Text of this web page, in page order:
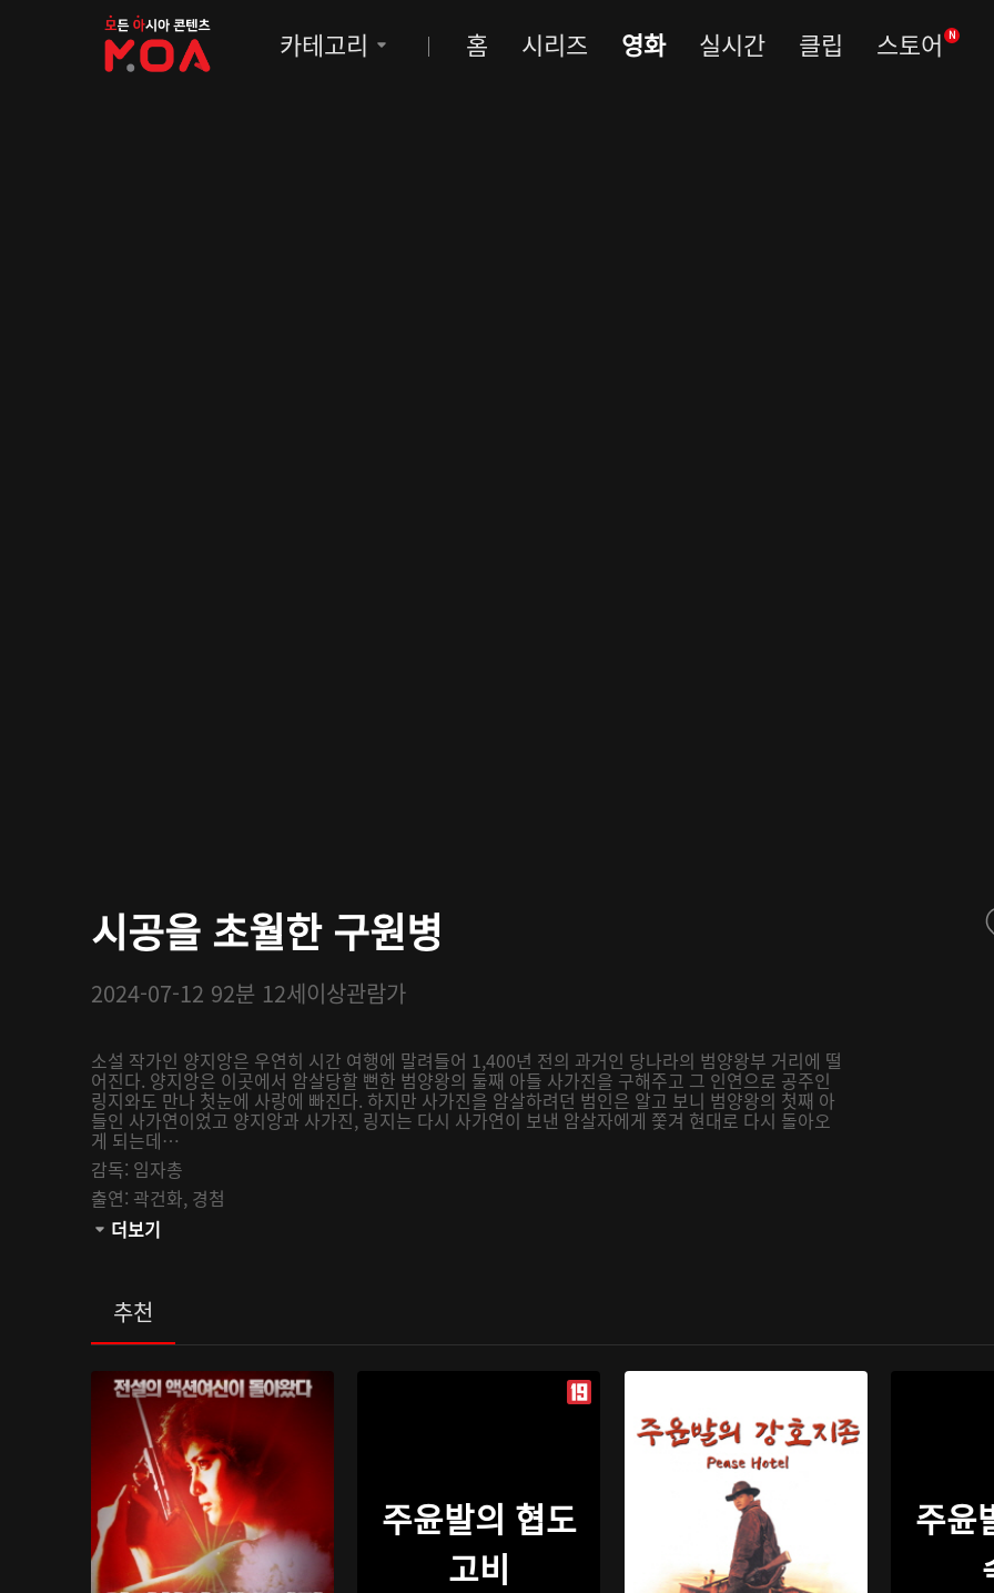
MOA
카테고리 홈 시리즈 영화 실시간 클립 스토어 N
시공을 초월한 구원병
2024-07-12 92분 12세이상관람가
소설 작가인 양지앙은 우연히 시간 여행에 말려들어 1,400년 전의 과거인 당나라의 범양왕부 거리에 떨
어진다. 양지앙은 이곳에서 암살당할 뻔한 범양왕의 둘째 아들 사가진을 구해주고 그 인연으로 공주인
링지와도 만나 첫눈에 사랑에 빠진다. 하지만 사가진을 암살하려던 범인은 알고 보니 범양왕의 첫째 아
들인 사가연이었고 양지앙과 사가진, 링지는 다시 사가연이 보낸 암살자에게 쫓겨 현대로 다시 돌아오
게 되는데…
감독: 임자총
출연: 곽건화, 경첨
관람등급:
더보기
추천
주윤발의 협도
고비
주윤